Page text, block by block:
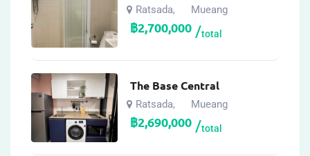
Ratsada, Mueang
฿2,700,000 total
The Base Central
Ratsada, Mueang
฿2,690,000 total